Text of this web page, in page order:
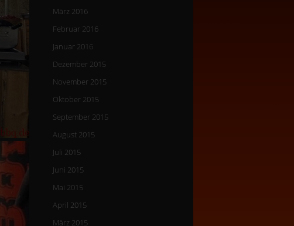
März 2016
Februar 2016
Januar 2016
Dezember 2015
November 2015
Oktober 2015
September 2015
August 2015
Juli 2015
Juni 2015
Mai 2015
April 2015
März 2015